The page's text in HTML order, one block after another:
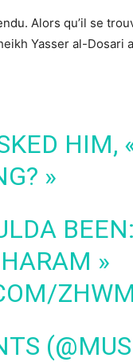
Alors qu’il se
Yasser al-Dosari
HIM,
»
»